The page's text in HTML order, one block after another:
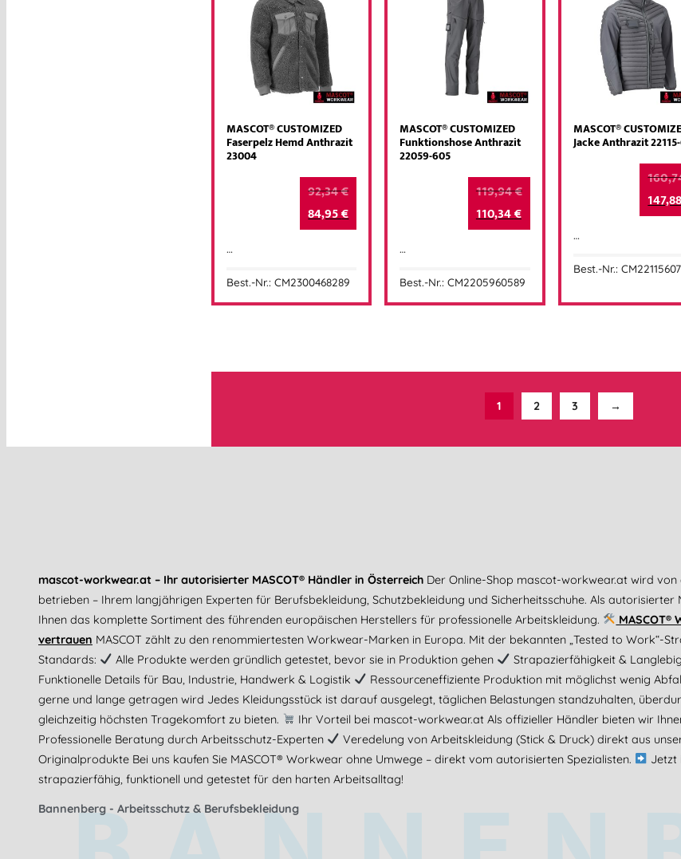
MASCOT® CUSTOMIZED
Faserpelz Hemd Anthrazit
23004
92,34€
84,95€
…
Best.-Nr.: CM2300468289
MASCOT® CUSTOMIZED
Funktionshose Anthrazit
22059-605
119,94€
110,34€
…
Best.-Nr.: CM2205960589
MASCOT®
Jacke Anthrazit
…
Best.-Nr.:
1 2 3 →
mascot-workwear.at – Ihr autorisierter MASCOT® Händler in Österreich Der Online-Shop mascot-workwear.at wird
betrieben – Ihrem langjährigen Experten für Berufsbekleidung, Schutzbekleidung und Sicherheitsschuhe. Als autorisierter
Ihnen das komplette Sortiment des führenden europäischen Herstellers für professionelle Arbeitskleidung.
vertrauen MASCOT zählt zu den renommiertesten Workwear-Marken in Europa. Mit der bekannten „Tested to Work“-
Standards:
Alle Produkte werden gründlich getestet, bevor sie in Produktion gehen
Strapazierfähigkeit &
Funktionelle Details für Bau, Industrie, Handwerk & Logistik
Ressourceneffiziente Produktion mit möglichst wenig
gerne und lange getragen wird Jedes Kleidungsstück ist darauf ausgelegt, täglichen Belastungen standzuhalten,
gleichzeitig höchsten Tragekomfort zu bieten.
Ihr Vorteil bei mascot-workwear.at Als offizieller Händler bieten wir
Professionelle Beratung durch Arbeitsschutz-Experten
Veredelung von Arbeitskleidung (Stick & Druck) direkt aus
Originalprodukte Bei uns kaufen Sie MASCOT® Workwear ohne Umwege – direkt vom autorisierten Spezialisten.
Jetzt
strapazierfähig, funktionell und getestet für den harten Arbeitsalltag!
Bannenberg - Arbeitsschutz & Berufsbekleidung